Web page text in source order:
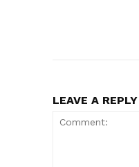
LEAVE A REPLY